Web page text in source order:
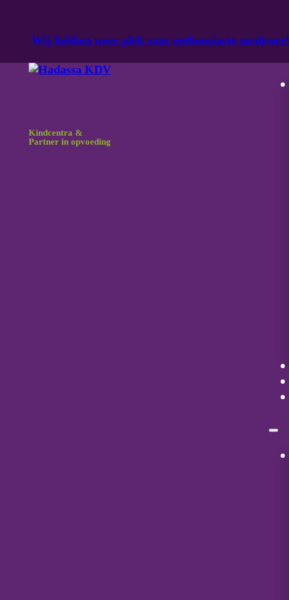
Wij hebben weer plek voor enthousiaste
Kindcentra &
Partner in opvoeding